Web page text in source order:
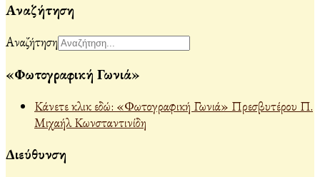
Αναζήτηση
Αναζήτηση
«Φωτογραφική Γωνιά»
Κάνετε κλικ εδώ: «Φωτογραφική Γωνιά» Πρεσβυτέρου Π.
Μιχαήλ Κωνσταντινίδη
Διεύθυνση